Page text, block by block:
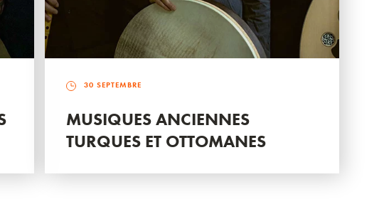
30 SEPTEMBRE
MUSIQUES ANCIENNES
TURQUES ET OTTOMANES